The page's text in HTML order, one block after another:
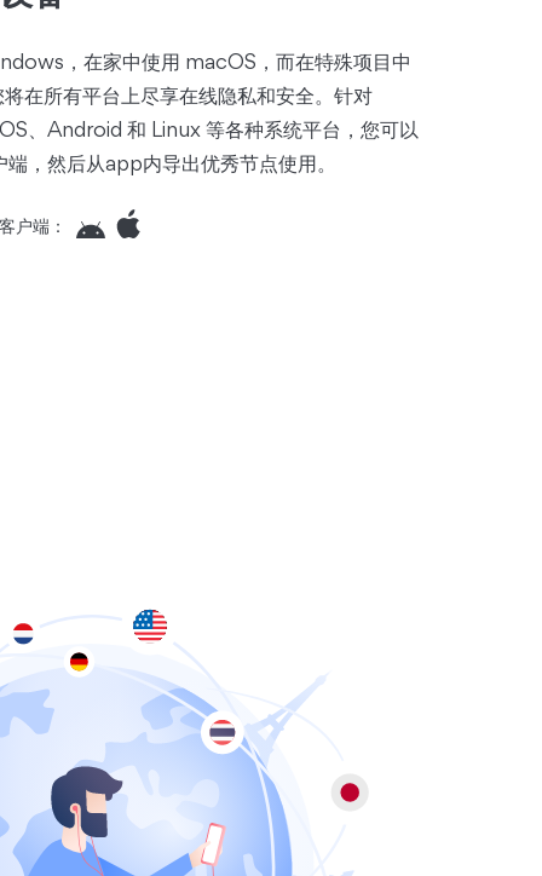
，在家中使用 macOS，而在特殊项目中
在所有平台上尽享在线隐私和安全。针对
、Android 和 Linux 等各种系统平台，您可以
，然后从app内导出优秀节点使用。
户端：